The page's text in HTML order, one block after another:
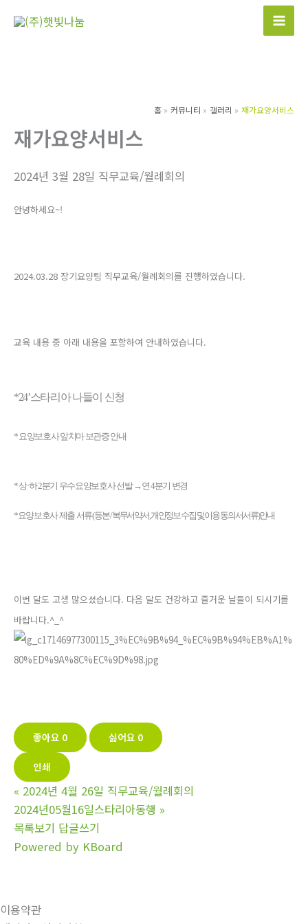
홈 커뮤니티 갤러리 재가요양서비스
재가요양서비스
2024년 3월 28일 직무교육/월례회의
안녕하세요~!
2024.03.28 장기요양팀 직무교육/월례회의를 진행하였습니다.
교육 내용 중 아래 내용을 포함하여 안내하였습니다.
*24’스타리아 나들이 신청
*요양보호사 앞치마 보관증 안내
*상·하2분기 우수요양보호사 선발→연4분기 변경
*요양보호사 제출 서류(등본/복무서약서 개인정보 수집 및 이용 동의서 서류)안내
이번 달도 고생 많으셨습니다. 다음 달도 건강하고 즐거운 날들이 되시기를
바랍니다.^_^
좋아요 0 싫어요 0
인쇄
« 2024년 4월 26일 직무교육/월례회의
2024년05월16일스타리아동행 »
목록보기 답글쓰기
Powered by KBoard
이용약관